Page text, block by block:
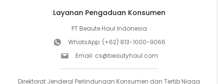
Layanan Pengaduan Konsumen
PT Beaute Haul Indonesia
WhatsApp: (+62) 813-1000-9066
Email: cs@beautyhaul.com
Direktorat Jenderal Perlindungan Konsumen dan Tertib Niaga